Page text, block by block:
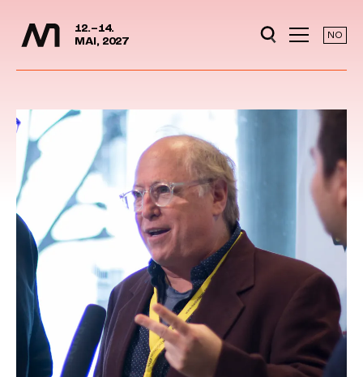
Jump to content
12.–14.
MAI, 2027
NO